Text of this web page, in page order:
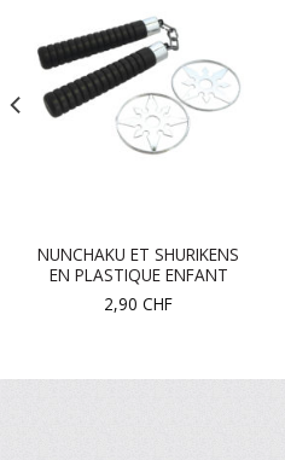
NUNCHAKU ET SHURIKENS
EN PLASTIQUE ENFANT
2,90 CHF